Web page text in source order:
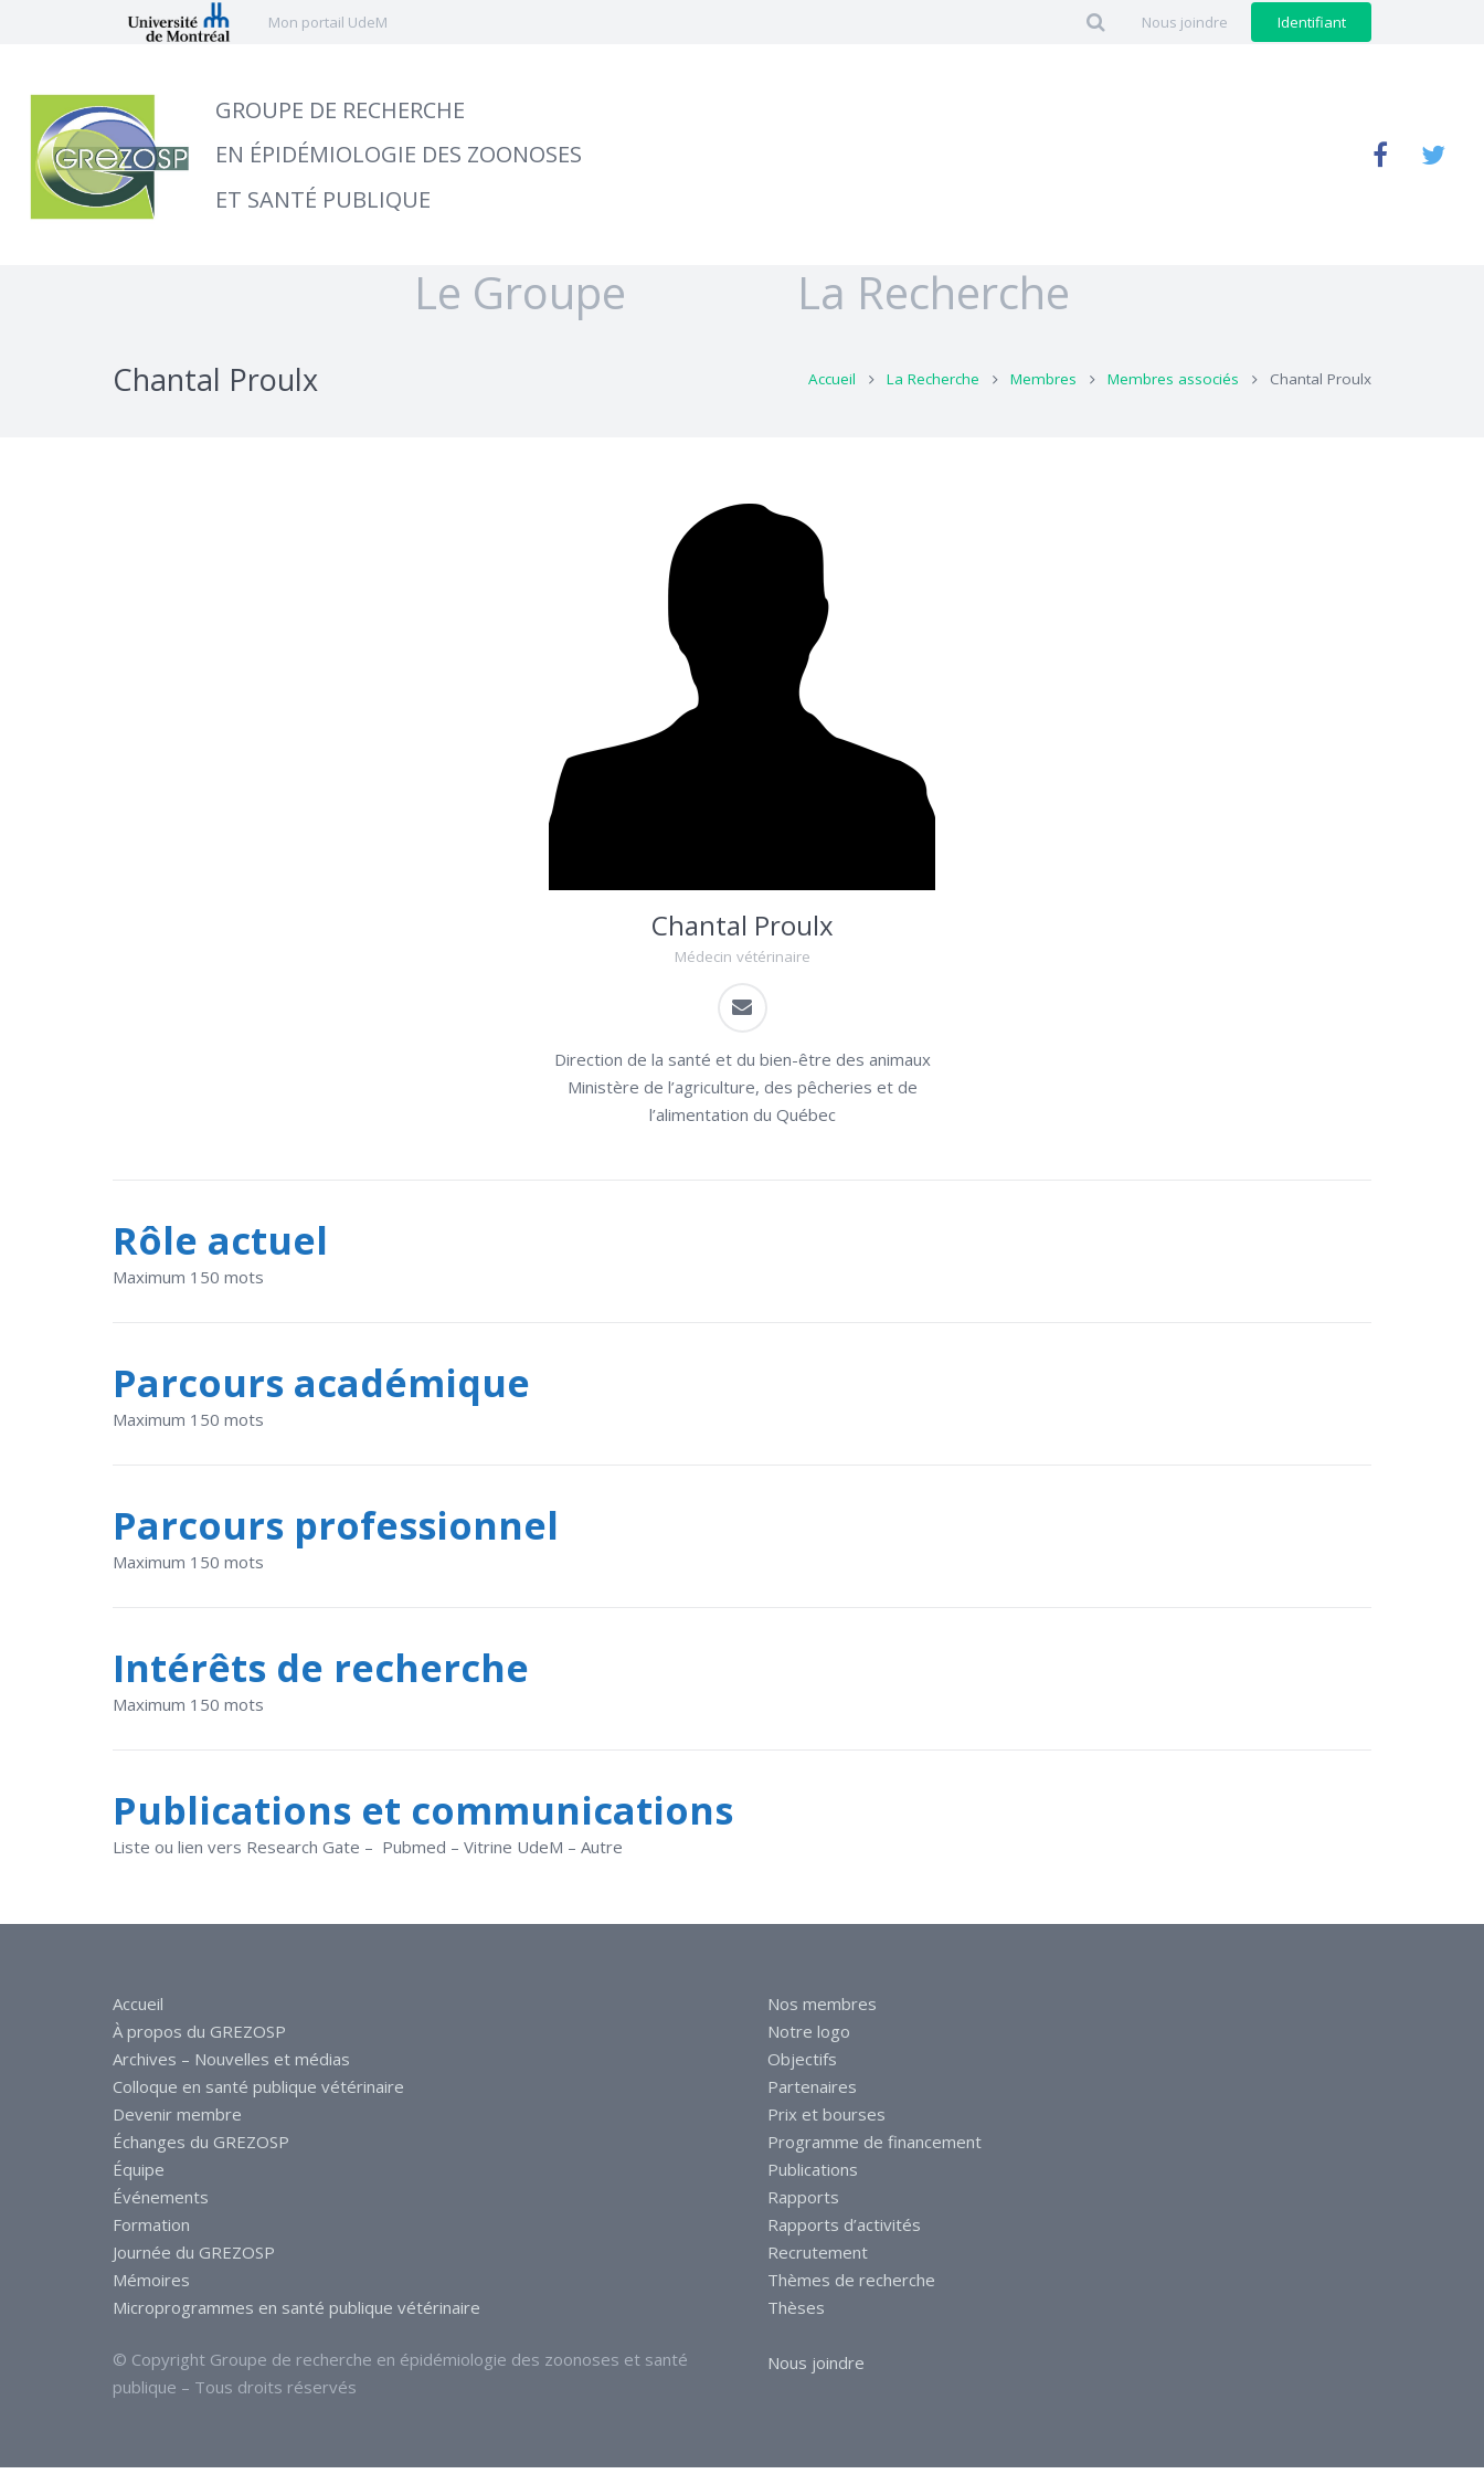
Mon portail UdeM Nous joindre Identifiant
GROUPE DE RECHERCHE
EN ÉPIDÉMIOLOGIE DES ZOONOSES
ET SANTÉ PUBLIQUE
Le Groupe La Recherche
Chantal Proulx Accueil La Recherche Membres Membres associés Chantal Proulx
Chantal Proulx
Médecin vétérinaire
Direction de la santé et du bien-être des animaux
Ministère de l’agriculture, des pêcheries et de
l’alimentation du Québec
Rôle actuel
Maximum 150 mots
Parcours académique
Maximum 150 mots
Parcours professionnel
Maximum 150 mots
Intérêts de recherche
Maximum 150 mots
Publications et communications
Liste ou lien vers Research Gate – Pubmed – Vitrine UdeM – Autre
Accueil
À propos du GREZOSP
Archives – Nouvelles et médias
Colloque en santé publique vétérinaire
Devenir membre
Échanges du GREZOSP
Équipe
Événements
Formation
Journée du GREZOSP
Mémoires
Microprogrammes en santé publique vétérinaire
© Copyright Groupe de recherche en épidémiologie des zoonoses et santé
publique – Tous droits réservés
Nos membres
Notre logo
Objectifs
Partenaires
Prix et bourses
Programme de financement
Publications
Rapports
Rapports d’activités
Recrutement
Thèmes de recherche
Thèses
Nous joindre